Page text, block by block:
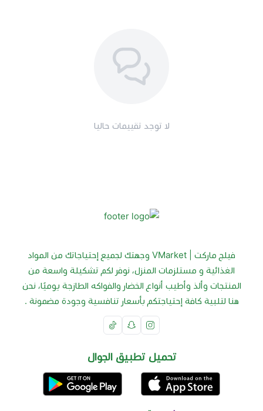
لا توجد تقييمات حاليا
فيلج ماركت | VMarket وجهتك لجميع إحتياجاتك من المواد
الغذائية و مستلزمات المنزل، نوفر لكم تشكيلة واسعة من
المنتجات وألذ وأطيب أنواع الخضار والفواكه الطازجة يوميًا، نحن
هنا لتلبية كافة إحتياجتكم بأسعار تنافسية وجودة مضمونة .
تحميل تطبيق الجوال